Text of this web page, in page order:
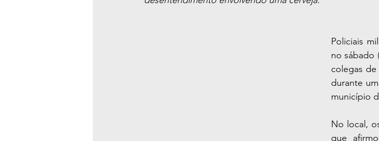
Policiais
no sábado
colegas
durante
município
No local,
que